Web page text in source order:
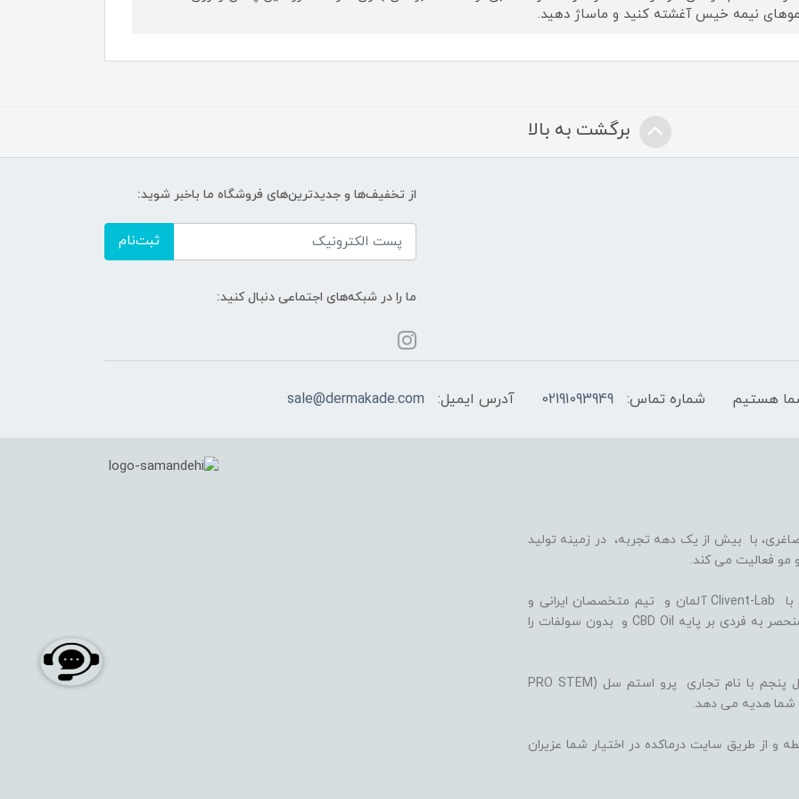
نیمه خیس آغشته کنید و ماساژ دهید.
برگشت به بالا
از تخفیف‌ها و جدیدترین‌های فروشگاه ما باخبر شوید:
ثبت‌نام
ما را در شبکه‌های اجتماعی دنبال کنید:
شماره تماس: 02191093949 آدرس ایمیل: sale@dermakade.com
با بیش از یک دهه تجربه، در زمینه تولید
مو فعالیت می کند.
ما با بهره گیری از سلول های بنیادی گیاهی، همکاری با Clivent-Lab آلمان و تیم متخصصان ایرانی و
آلمانی در واحد تحقیق و توسعه (R&D)، فرمولاسیون منحصر به فردی بر پایه CBD Oil و بدون سولفات را
ثمره این تلاش ها، تولید شامپوها و شوینده های نسل پنجم با نام تجاری پرو استم سل (PRO STEM
شما هدیه می دهد.
و از طریق سایت درماکده در اختیار شما عزیران